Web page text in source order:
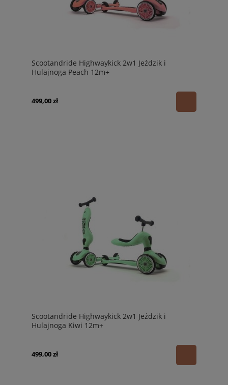
Scootandride Highwaykick 2w1 Jeździk i
Hulajnoga Peach 12m+
499,00 zł
Scootandride Highwaykick 2w1 Jeździk i
Hulajnoga Kiwi 12m+
499,00 zł